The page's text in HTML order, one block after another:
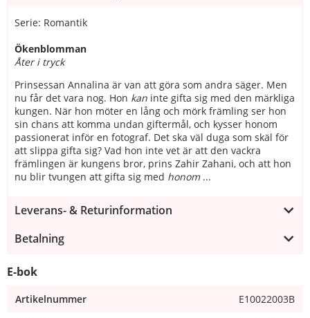
Serie: Romantik
Ökenblomman
Åter i tryck
Prinsessan Annalina är van att göra som andra säger. Men
nu får det vara nog. Hon kan inte gifta sig med den märkliga
kungen. När hon möter en lång och mörk främling ser hon
sin chans att komma undan giftermål, och kysser honom
passionerat inför en fotograf. Det ska väl duga som skäl för
att slippa gifta sig? Vad hon inte vet är att den vackra
främlingen är kungens bror, prins Zahir Zahani, och att hon
nu blir tvungen att gifta sig med honom ...
Leverans- & Returinformation
Betalning
E-bok
Artikelnummer E10022003B